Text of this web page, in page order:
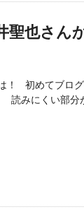
聖也さん
！ 初めてブロ
にくい部分が